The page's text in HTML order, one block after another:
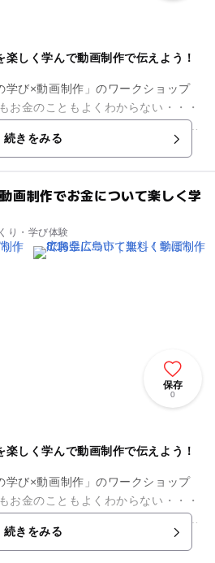
しく学んで動画制作で伝えよう！
学び×動画制作」のワークショップ
続きをみる
画制作でお金について楽しく学
り・学び体験
保存
0
しく学んで動画制作で伝えよう！
学び×動画制作」のワークショップ
続きをみる